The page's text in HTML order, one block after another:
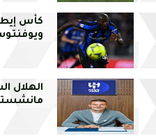
كأس
الهلال
مانشستر